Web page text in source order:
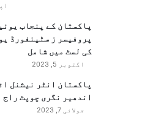
پاکستان کے پنجاب
پروفیسر ز سٹینفورڈ
کی لسٹ میں شامل
اکتوبر 5, 2023
پاکستان انٹر نیشنل
اندھیر نگری چوپٹ راج
جولائی 7, 2023